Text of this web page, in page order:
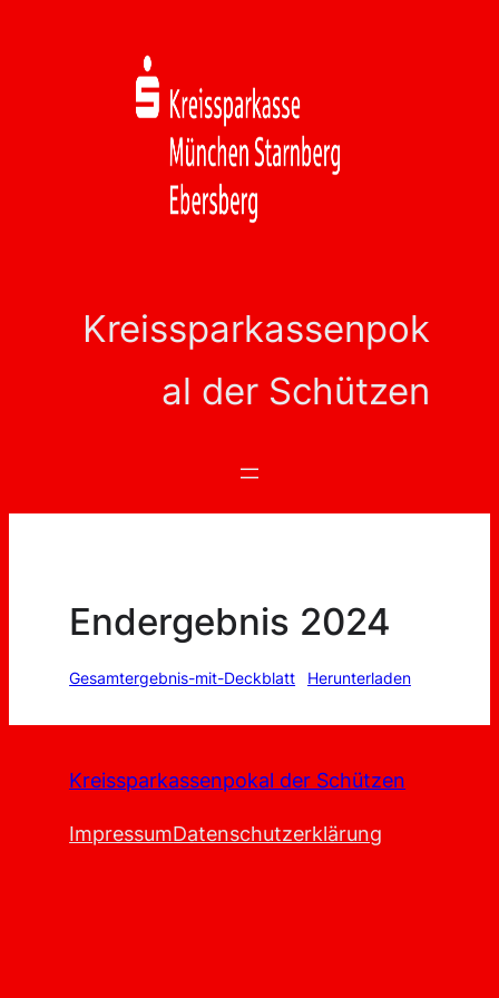
Kreissparkassenpok
al der Schützen
Endergebnis 2024
Gesamtergebnis-mit-Deckblatt Herunterladen
Kreissparkassenpokal der Schützen
ImpressumDatenschutzerklärung